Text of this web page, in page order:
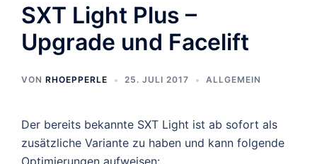
SXT Light Plus –
Upgrade und Facelift
VON RHOEPPERLE 25. JULI 2017 ALLGEMEIN
Der bereits bekannte SXT Light ist ab sofort als
zusätzliche Variante zu haben und kann folgende
Optimierungen aufweisen: